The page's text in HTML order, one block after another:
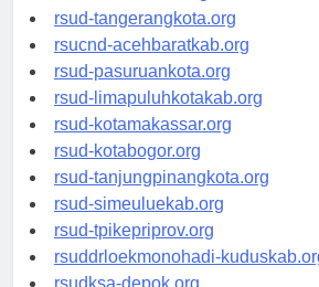
rsud-kotabekasi.org
rsud-tangerangkota.org
rsucnd-acehbaratkab.org
rsud-pasuruankota.org
rsud-limapuluhkotakab.org
rsud-kotamakassar.org
rsud-kotabogor.org
rsud-tanjungpinangkota.org
rsud-simeuluekab.org
rsud-tpikepriprov.org
rsuddrloekmonohadi-kuduskab.org